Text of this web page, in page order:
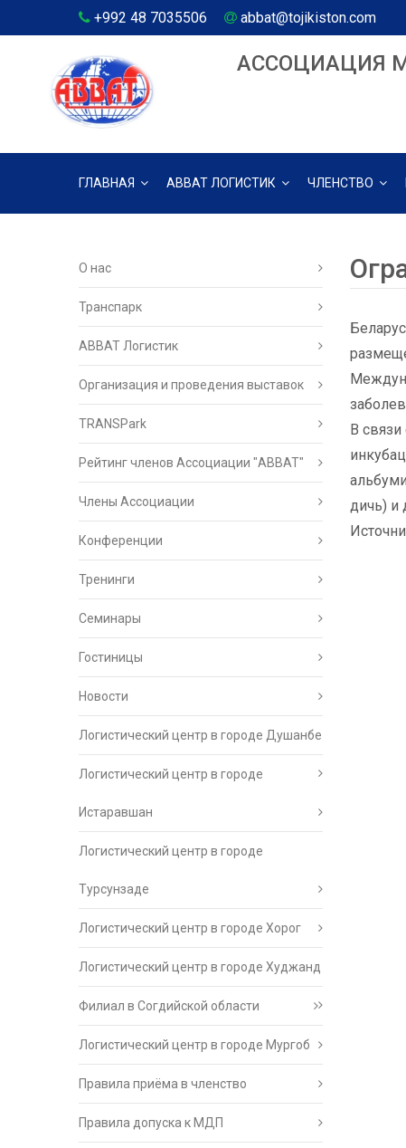
+992 48 7035506 abbat@tojikiston.com
АССОЦИАЦИЯ
ГЛАВНАЯ АВВАТ ЛОГИСТИК ЧЛЕНСТВО
О нас
Транспарк
ABBAT Логистик
Организация и проведения выставок
TRANSPark
Рейтинг членов Ассоциации "АВВАТ"
Члены Ассоциации
Конференции
Тренинги
Семинары
Гостиницы
Новости
Логистический центр в городе Душанбе
Логистический центр в городе
Истаравшан
Логистический центр в городе
Турсунзаде
Логистический центр в городе Хорог
Логистический центр в городе Худжанд
Филиал в Согдийской области
Логистический центр в городе Мургоб
Правила приёма в членство
Правила допуска к МДП
В
дичь) и